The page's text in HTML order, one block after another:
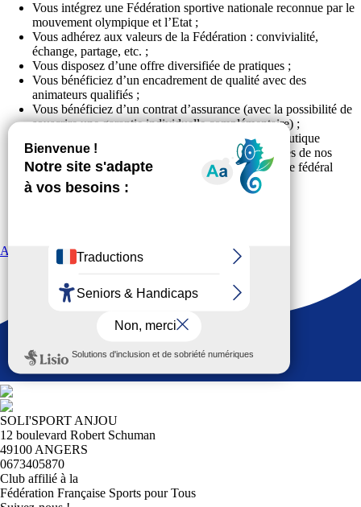
Vous intégrez une Fédération sportive nationale reconnue par le
mouvement olympique et l’Etat ;
Vous adhérez aux valeurs de la Fédération : convivialité,
échange, partage, etc. ;
Vous disposez d’une offre diversifiée de pratiques ;
Vous bénéficiez d’un encadrement de qualité avec des
animateurs qualifiés ;
Vous bénéficiez d’un contrat d’assurance (avec la possibilité de
souscrire une garantie individuelle complémentaire) ;
Vous bénéficiez des avantages liés à la licence : boutique
fédérale (sur le site
www.sportspourtous.org), offres de nos
partenaires fédéraux (page « Partenaires » sur le site fédéral
www.sportspourtous.org
Vous participez à des animations fédérales.
Accéder au site web fédéral
SOLI'SPORT ANJOU
12 boulevard Robert Schuman
49100 ANGERS
0673405870
Club affilié à la
Fédération Française Sports pour Tous